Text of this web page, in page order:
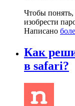
Чтобы
изобрести
Написано
Как
в safari?